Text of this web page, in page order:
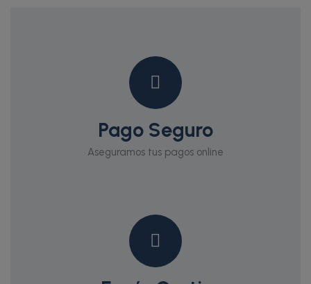
Pago Seguro
Aseguramos tus pagos online